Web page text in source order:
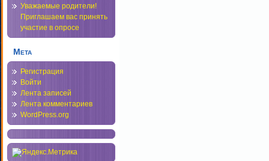
Уважаемые родители!
Приглашаем вас принять
участие в опросе
Мета
Регистрация
Войти
Лента записей
Лента комментариев
WordPress.org